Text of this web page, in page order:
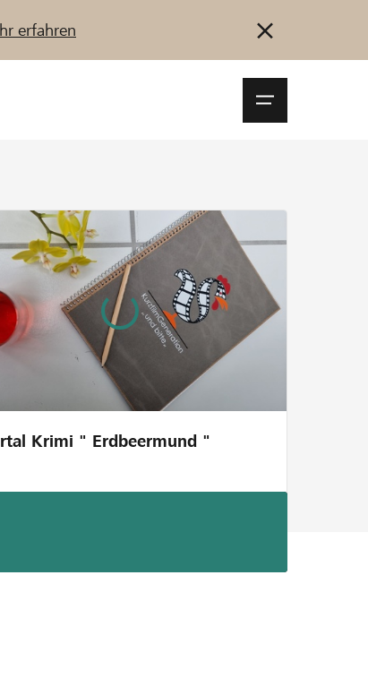
erfahren
Jetzt starten
Krimi " Erdbeermund "